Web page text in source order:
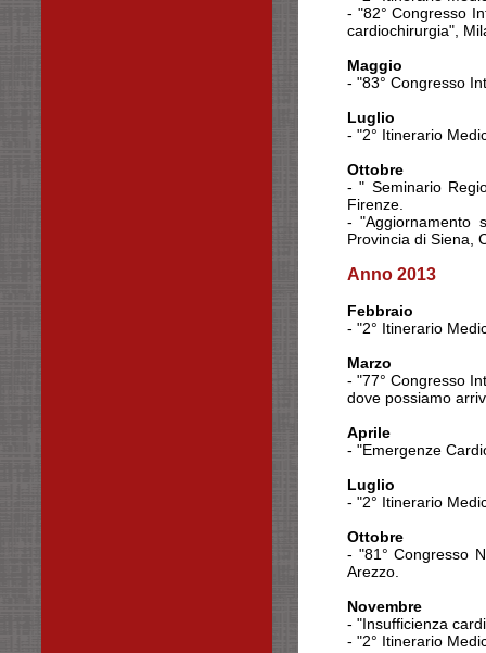
- "82° Congresso
cardiochirurgia",
Maggio
- "83° Congresso
Luglio
- "2° Itinerario
Ottobre
- " Seminario
Firenze.
- "Aggiornamento
Provincia di Siena,
Anno 2013
Febbraio
- "2° Itinerario
Marzo
- "77° Congresso
dove possiamo
Aprile
- "Emergenze
Luglio
- "2° Itinerario
Ottobre
- "81° Congresso
Arezzo.
Novembre
- "Insufficienza
- "2° Itinerario